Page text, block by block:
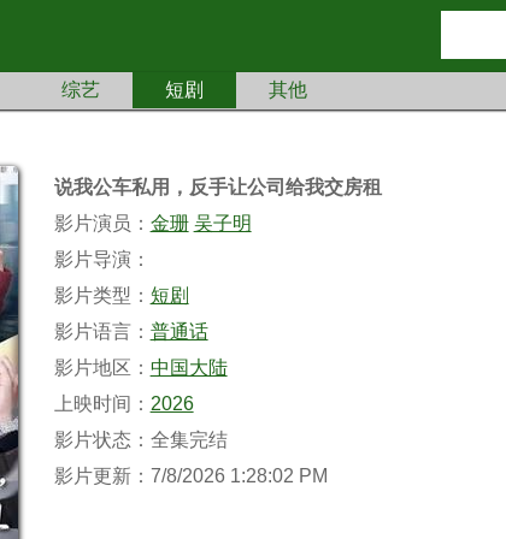
综艺 短剧 其他
说我公车私用，反手让公司给我交房租
影片演员： 金珊 吴子明
影片导演：
影片类型： 短剧
影片语言： 普通话
影片地区： 中国大陆
上映时间： 2026
影片状态：全集完结
影片更新：7/8/2026 1:28:02 PM